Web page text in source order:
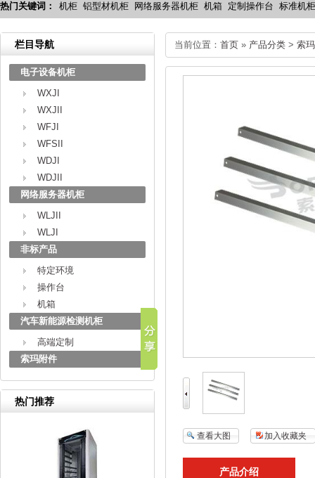
热门关键词： 机柜 铝型材机柜 网络服务器机柜 机箱 定制操作台 标准机柜
栏目导航
电子设备机柜
WXJI
WXJII
WFJI
WFSII
WDJI
WDJII
网络服务器机柜
WLJII
WLJI
非标产品
特定环境
操作台
机箱
汽车新能源检测机柜
高端定制
索玛附件
热门推荐
当前位置： 首页 » 产品分类 > 索
查看大图 加入收藏夹
产品介绍